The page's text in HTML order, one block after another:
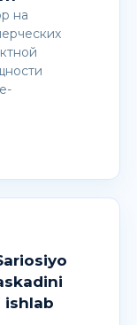
на
ishlab